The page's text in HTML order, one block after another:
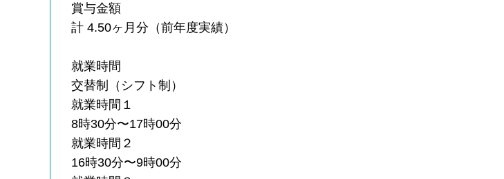
賞与金額
計 4.50ヶ月分（前年度実績）
就業時間
交替制（シフト制）
就業時間１
8時30分〜17時00分
就業時間２
16時30分〜9時00分